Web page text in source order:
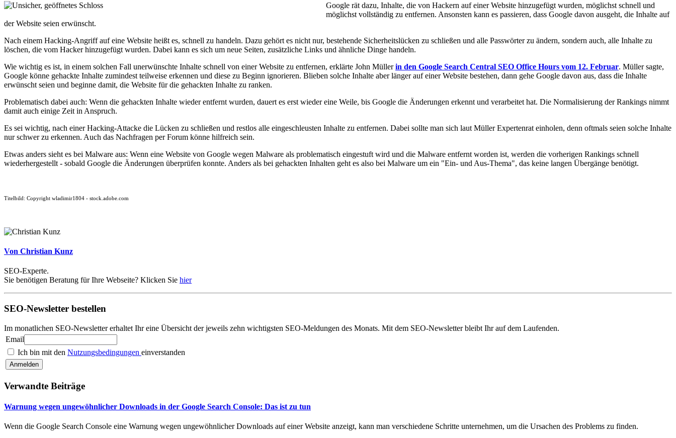
Google rät dazu, Inhalte, die von Hackern auf einer Website hinzugefügt wurden, möglichst schnell und
möglichst vollständig zu entfernen. Ansonsten kann es passieren, dass Google davon ausgeht, die Inhalte auf
der Website seien erwünscht.
Nach einem Hacking-Angriff auf eine Website heißt es, schnell zu handeln. Dazu gehört es nicht nur, bestehende Sicherheitslücken zu schließen und alle Passwörter zu ändern, sondern auch, alle Inhalte zu
löschen, die vom Hacker hinzugefügt wurden. Dabei kann es sich um neue Seiten, zusätzliche Links und ähnliche Dinge handeln.
Wie wichtig es ist, in einem solchen Fall unerwünschte Inhalte schnell von einer Website zu entfernen, erklärte John Müllerin den Google Search Central SEO Office Hours vom 12. Februar. Müller sagte,
Google könne gehackte Inhalte zumindest teilweise erkennen und diese zu Beginn ignorieren. Blieben solche Inhalte aber länger auf einer Website bestehen, dann gehe Google davon aus, dass die Inhalte
erwünscht seien und beginne damit, die Website für die gehackten Inhalte zu ranken.
Problematisch dabei auch: Wenn die gehackten Inhalte wieder entfernt wurden, dauert es erst wieder eine Weile, bis Google die Änderungen erkennt und verarbeitet hat. Die Normalisierung der Rankings nimmt
damit auch einige Zeit in Anspruch.
Es sei wichtig, nach einer Hacking-Attacke die Lücken zu schließen und restlos alle eingeschleusten Inhalte zu entfernen. Dabei sollte man sich laut Müller Expertenrat einholen, denn oftmals seien solche Inhalte
nur schwer zu erkennen. Auch das Nachfragen per Forum könne hilfreich sein.
Etwas anders sieht es bei Malware aus: Wenn eine Website von Google wegen Malware als problematisch eingestuft wird und die Malware entfernt worden ist, werden die vorherigen Rankings schnell
wiederhergestellt - sobald Google die Änderungen überprüfen konnte. Anders als bei gehackten Inhalten geht es also bei Malware um ein "Ein- und Aus-Thema", das keine langen Übergänge benötigt.
Titelbild: Copyright wladimir1804 - stock.adobe.com
Von Christian Kunz
SEO-Experte.
Sie benötigen Beratung für Ihre Webseite? Klicken Sie hier
SEO-Newsletter bestellen
Im monatlichen SEO-Newsletter erhaltet Ihr eine Übersicht der jeweils zehn wichtigsten SEO-Meldungen des Monats. Mit dem SEO-Newsletter bleibt Ihr auf dem Laufenden.
Email
Ich bin mit den Nutzungsbedingungen einverstanden
Verwandte Beiträge
Warnung wegen ungewöhnlicher Downloads in der Google Search Console: Das ist zu tun
Wenn die Google Search Console eine Warnung wegen ungewöhnlicher Downloads auf einer Website anzeigt, kann man verschiedene Schritte unternehmen, um die Ursachen des Problems zu finden.